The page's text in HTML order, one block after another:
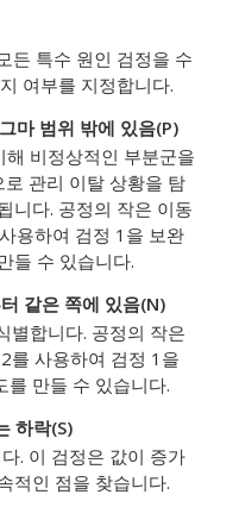
든 특수 원인 검정을 수
여부를 지정합니다.
마 범위 밖에 있음(P)
비정상적인 부분군을
관리 이탈 상황을 탐
니다. 공정의 작은 이동
용하여 검정 1을 보완
들 수 있습니다.
같은 쪽에 있음(N)
별합니다. 공정의 작은
를 사용하여 검정 1을
를 만들 수 있습니다.
하락(S)
. 이 검정은 값이 증가
적인 점을 찾습니다.